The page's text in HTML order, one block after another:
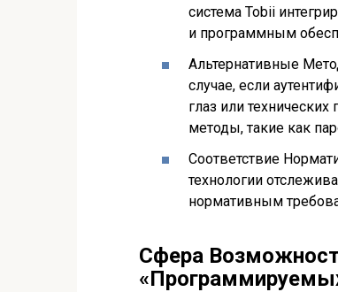
система Tobii
и программным
Альтернативные
случае, если
глаз или
методы, такие как
Соответствие
технологии
нормативным
Сфера